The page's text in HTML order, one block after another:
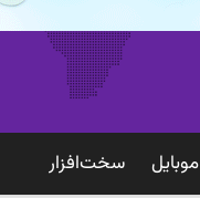
موبايل سخت‌افزار